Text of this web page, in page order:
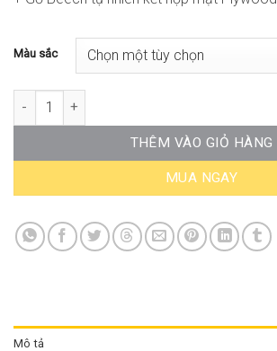
Màu sắc
Ghế Grado Arm Chair KA-WC141 số lượng
THÊM VÀO GIỎ HÀNG
MUA NGAY
Mô tả